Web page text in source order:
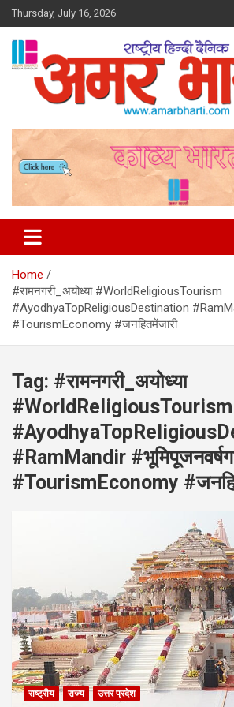
Skip
to
content
Thursday, July 16, 2026
Amar Bharti Media
Home
#रामनगरी_अयोध्या #WorldReligiousTourism
#AyodhyaTopReligiousDestination
#TourismEconomy #जनहितमेंजारी
Tag: #रामनगरी_अयोध्या
#WorldReligiousTourism
#RamMandir
#TourismEconomy
राष्ट्रीय राज्य उत्तर प्रदेश